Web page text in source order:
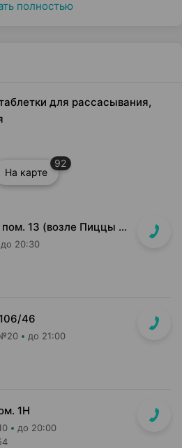
полностью
для рассасывания,
На карте
92
ул. Маяковского, д. 10, пом. 13 (возле Пиццы Мании)
до 20:30
46
до 21:00
1Н
до 20:00